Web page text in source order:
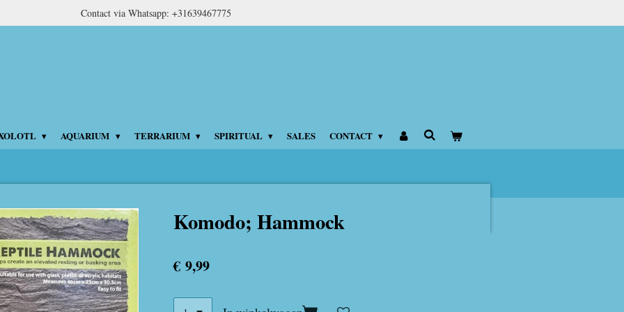
Contact via Whatsapp: +31639467775
AQUARIUM TERRARIUM SPIRITUAL SALES CONTACT
Komodo; Hammock
€ 9,99